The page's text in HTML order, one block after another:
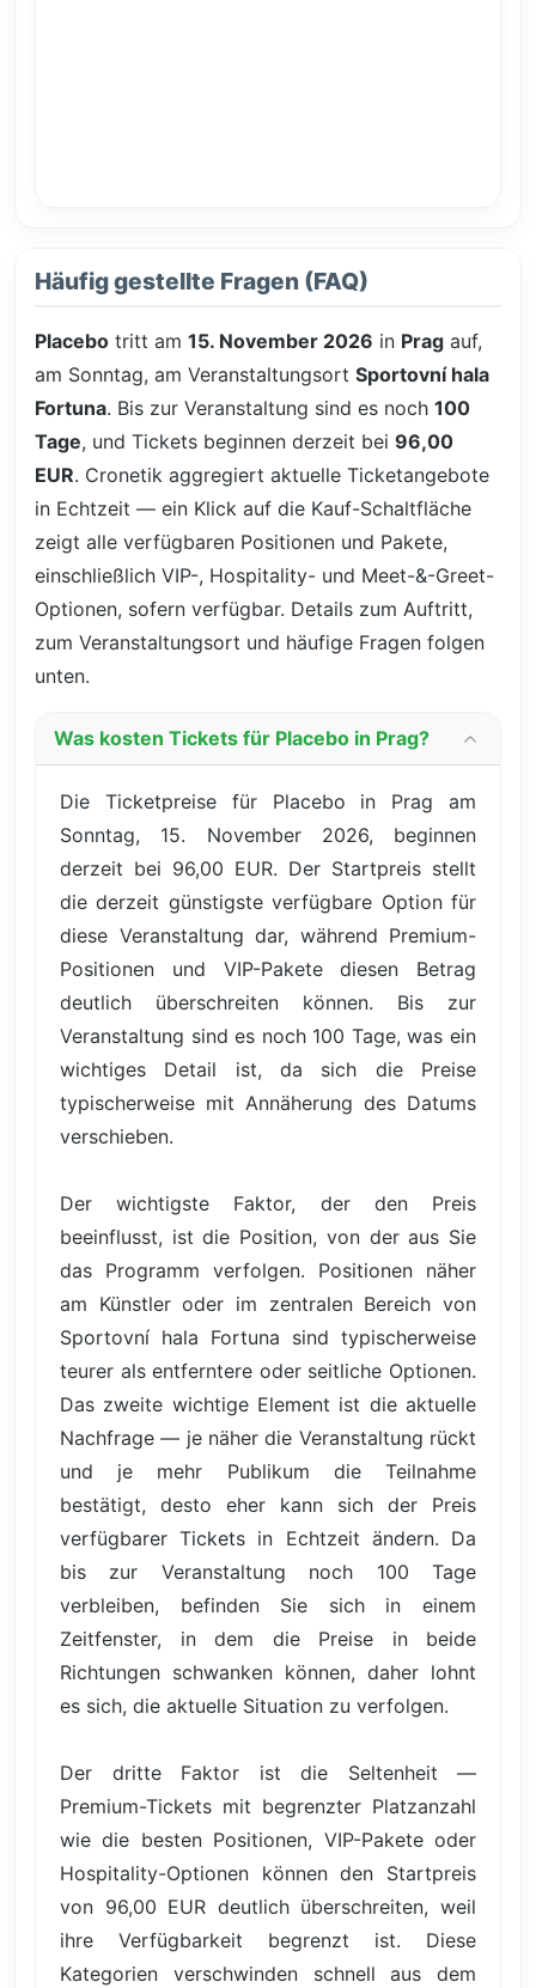
Häufig gestellte Fragen (FAQ)
Placebo tritt am 15. November 2026 in Prag auf,
am Sonntag, am Veranstaltungsort Sportovní hala
Fortuna. Bis zur Veranstaltung sind es noch 100
Tage, und Tickets beginnen derzeit bei 96,00
EUR. Cronetik aggregiert aktuelle Ticketangebote
in Echtzeit — ein Klick auf die Kauf-Schaltfläche
zeigt alle verfügbaren Positionen und Pakete,
einschließlich VIP-, Hospitality- und Meet-&-Greet-
Optionen, sofern verfügbar. Details zum Auftritt,
zum Veranstaltungsort und häufige Fragen folgen
unten.
Was kosten Tickets für Placebo in Prag?
Die Ticketpreise für Placebo in Prag am
Sonntag, 15. November 2026, beginnen
derzeit bei 96,00 EUR. Der Startpreis stellt
die derzeit günstigste verfügbare Option für
diese Veranstaltung dar, während Premium-
Positionen und VIP-Pakete diesen Betrag
deutlich überschreiten können. Bis zur
Veranstaltung sind es noch 100 Tage, was ein
wichtiges Detail ist, da sich die Preise
typischerweise mit Annäherung des Datums
verschieben.
Der wichtigste Faktor, der den Preis
beeinflusst, ist die Position, von der aus Sie
das Programm verfolgen. Positionen näher
am Künstler oder im zentralen Bereich von
Sportovní hala Fortuna sind typischerweise
teurer als entferntere oder seitliche Optionen.
Das zweite wichtige Element ist die aktuelle
Nachfrage — je näher die Veranstaltung rückt
und je mehr Publikum die Teilnahme
bestätigt, desto eher kann sich der Preis
verfügbarer Tickets in Echtzeit ändern. Da
bis zur Veranstaltung noch 100 Tage
verbleiben, befinden Sie sich in einem
Zeitfenster, in dem die Preise in beide
Richtungen schwanken können, daher lohnt
es sich, die aktuelle Situation zu verfolgen.
Der dritte Faktor ist die Seltenheit —
Premium-Tickets mit begrenzter Platzanzahl
wie die besten Positionen, VIP-Pakete oder
Hospitality-Optionen können den Startpreis
von 96,00 EUR deutlich überschreiten, weil
ihre Verfügbarkeit begrenzt ist. Diese
Kategorien verschwinden schnell aus dem